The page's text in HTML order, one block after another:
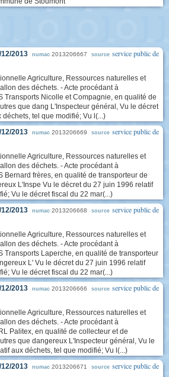
2013 numac 2013206667 source service public de
Agriculture, Ressources naturelles et
des déchets. - Acte procédant à
Transports Nicolle et Compagnie, en qualité de
que dang L'Inspecteur général, Vu le décret
tel que modifié; Vu l(...)
2013 numac 2013206669 source service public de
Agriculture, Ressources naturelles et
des déchets. - Acte procédant à
Bernard frères, en qualité de transporteur de
L'Inspe Vu le décret du 27 juin 1996 relatif
Vu le décret fiscal du 22 mar(...)
2013 numac 2013206668 source service public de
Agriculture, Ressources naturelles et
des déchets. - Acte procédant à
Transports Laperche, en qualité de transporteur
L' Vu le décret du 27 juin 1996 relatif
Vu le décret fiscal du 22 mar(...)
2013 numac 2013206666 source service public de
Agriculture, Ressources naturelles et
des déchets. - Acte procédant à
Palitex, en qualité de collecteur et de
que dangereux L'Inspecteur général, Vu le
aux déchets, tel que modifié; Vu l(...)
2013 numac 2013206671 source service public de